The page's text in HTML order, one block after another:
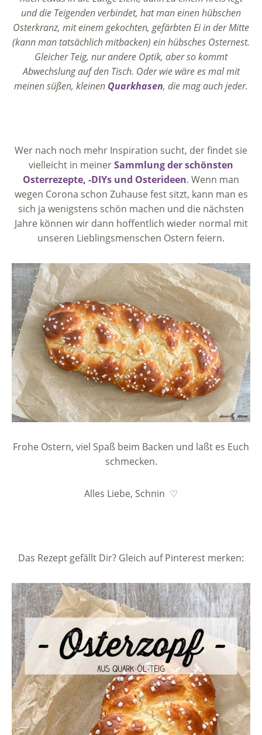
und die Teigenden verbindet, hat man einen hübschen
Osterkranz, mit einem gekochten, gefärbten Ei in der Mitte
(kann man tatsächlich mitbacken) ein hübsches Osternest.
Gleicher Teig, nur andere Optik, aber so kommt
Abwechslung auf den Tisch. Oder wie wäre es mal mit
meinen süßen, kleinen Quarkhasen, die mag auch jeder.
Wer nach noch mehr Inspiration sucht, der findet sie
vielleicht in meinerSammlung der schönsten
Osterrezepte, -DIYs und Osterideen. Wenn man
wegen Corona schon Zuhause fest sitzt, kann man es
sich ja wenigstens schön machen und die nächsten
Jahre können wir dann hoffentlich wieder normal mit
unseren Lieblingsmenschen Ostern feiern.
Frohe Ostern, viel Spaß beim Backen und laßt es Euch
schmecken.
Alles Liebe, Schnin ♡
Das Rezept gefällt Dir? Gleich auf Pinterest merken: